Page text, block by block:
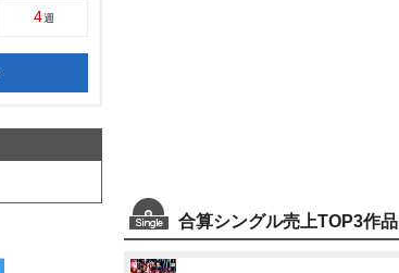
4週
合算シングル売上TOP3作品